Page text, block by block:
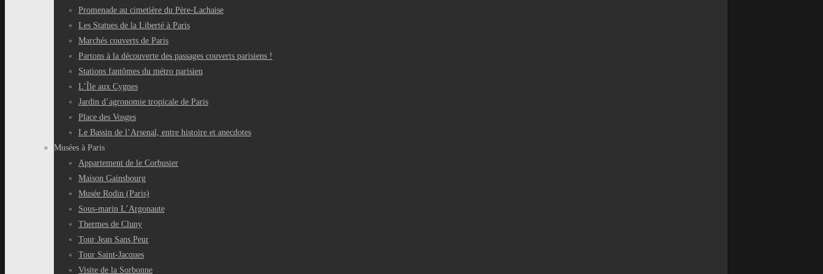
Promenade au cimetière du Père-Lachaise
Les Statues de la Liberté à Paris
Marchés couverts de Paris
Partons à la découverte des passages couverts parisiens !
Stations fantômes du métro parisien
L’Île aux Cygnes
Jardin d’agronomie tropicale de Paris
Place des Vosges
Le Bassin de l’Arsenal, entre histoire et anecdotes
Musées à Paris
Appartement de le Corbusier
Maison Gainsbourg
Musée Rodin (Paris)
Sous-marin L’Argonaute
Thermes de Cluny
Tour Jean Sans Peur
Tour Saint-Jacques
Visite de la Sorbonne